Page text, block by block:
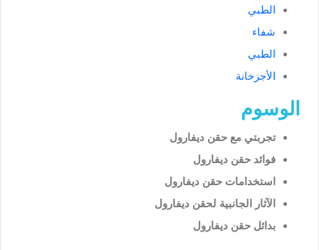
الطبي
شفاء
الطبي
الأجزخانة
الوسوم
تجربتي مع حقن ديفارول
فوائد حقن ديفارول
استخدامات حقن ديفارول
الآثار الجانبية لحقن ديفارول
بدائل حقن ديفارول